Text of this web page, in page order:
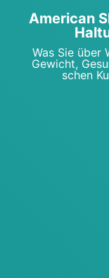
Ame­ri­can
Was Sie über
Gewicht,
schen